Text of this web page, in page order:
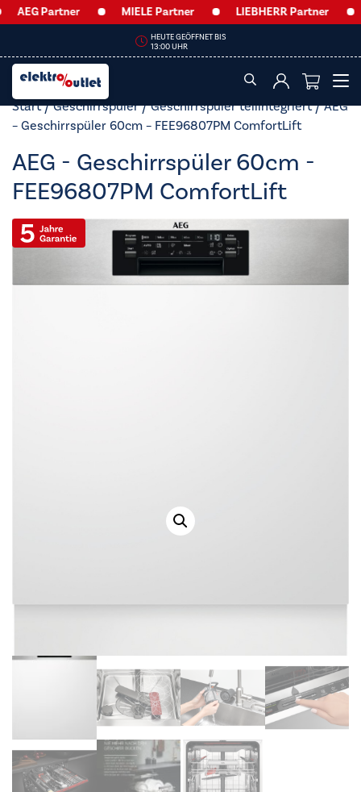
Partner MIELE Partner LIEBHERR Partner
HEUTE GEÖFFNET BIS
13:00 UHR
Start/Geschirrspüler/Geschirrspüler teilintegriert/ AEG
– Geschirrspüler 60cm – FEE96807PM ComfortLift
AEG - Geschirrspüler 60cm -
FEE96807PM ComfortLift